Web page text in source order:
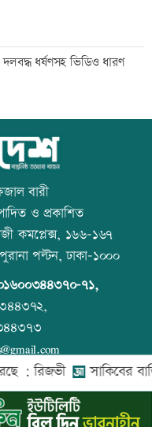
আজকের যত খেলা
যেসব মার্কেট-দর্শনীয় স্থান
ঝরল ছয় প্রাণ
ভরি কত
দলবদ্ধ ধর্ষণসহ ভিডিও ধারণ
দিবস
ঘিরে ভাইরাল ভিডিওতে ছবি
এলিন
নামাজ না পড়ার শাস্তি
বারী
ও প্রকাশিত
কমপ্লেক্স, ১৬৬-১৬৭
পল্টন, ঢাকা-১০০০
৭১,
® সংরক্ষিত | উন্নয়নে
সাকিবের বাড়িতে